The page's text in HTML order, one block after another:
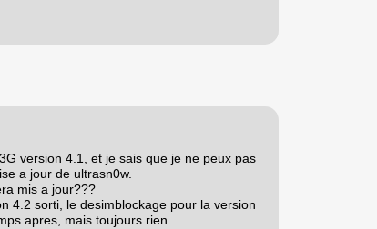
version 4.1, et je sais que je ne peux pas
a jour de ultrasn0w.
mis a jour???
4.2 sorti, le desimblockage pour la version
apres, mais toujours rien ....